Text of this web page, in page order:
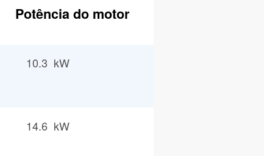
Potência do motor
10.3 kW
14.6 kW